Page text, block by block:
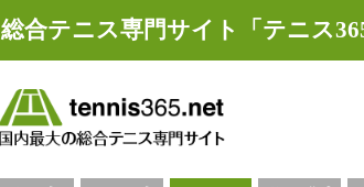
総合テニス専門サイト「テニス